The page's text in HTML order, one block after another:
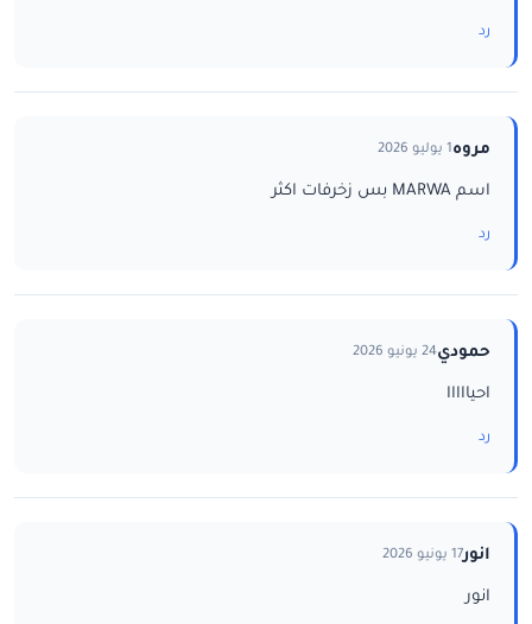
رد
مروه1 يوليو 2026
اسم MARWA بس زخرفات اكثر
رد
حمودي24 يونيو 2026
احيااااا
رد
انور17 يونيو 2026
انور